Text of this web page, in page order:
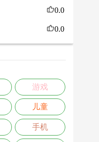
0.0
0.0
游戏
儿童
手机